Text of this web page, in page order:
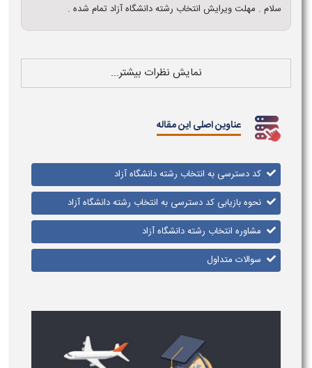
سلام . مهلت ویرایش انتخاب رشته دانشگاه آزاد تمام شده .
نمایش نظرات بیشتر...
عناوین اصلی این مقاله
کد دسترسی به انتخاب رشته دانشگاه آزاد
نحوه بازیابی کد دسترسی به انتخاب رشته دانشگاه آزاد
مشاوره انتخاب رشته دانشگاه آزاد
سوالات متداول